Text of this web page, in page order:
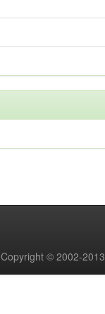
Copyright © 2002-2013